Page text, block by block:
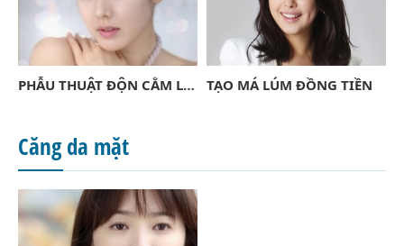
PHẪU THUẬT ĐỘN CẰM LẸM TẠO MÁ LÚM ĐỒNG TIỀN
Căng da mặt